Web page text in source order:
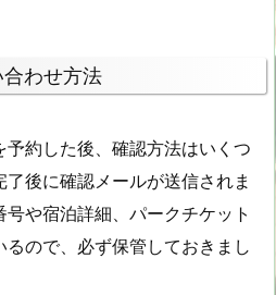
わせ方法
約した後、確認方法はいくつ
後に確認メールが送信されま
や宿泊詳細、パークチケット
ので、必ず保管しておきまし